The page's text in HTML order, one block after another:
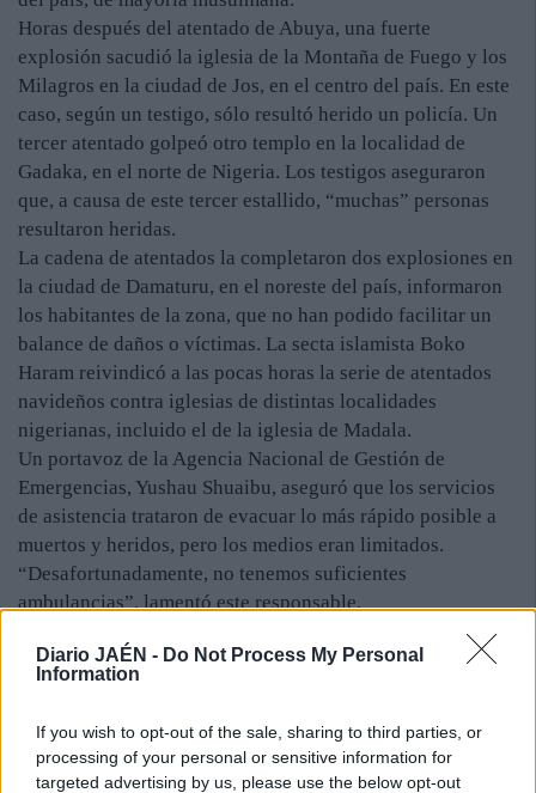
Diario JAÉN - Do Not Process My Personal
Information
If you wish to opt-out of the sale, sharing to third parties, or
processing of your personal or sensitive information for
targeted advertising by us, please use the below opt-out
Horas después del atentado de Abuya, una fuerte
explosión sacudió la iglesia de la Montaña de Fuego y los
Milagros en la ciudad de Jos, en el centro del país. En este
caso, según un testigo, sólo resultó herido un policía. Un
tercer atentado golpeó otro templo en la localidad de
Gadaka, en el norte de Nigeria. Los testigos aseguraron
que, a causa de este tercer estallido, “muchas” personas
resultaron heridas.
La cadena de atentados la completaron dos explosiones en
la ciudad de Damaturu, en el noreste del país, informaron
los habitantes de la zona, que no han podido facilitar un
balance de daños o víctimas. La secta islamista Boko
Haram reivindicó a las pocas horas la serie de atentados
navideños contra iglesias de distintas localidades
nigerianas, incluido el de la iglesia de Madala.
Un portavoz de la Agencia Nacional de Gestión de
Emergencias, Yushau Shuaibu, aseguró que los servicios
de asistencia trataron de evacuar lo más rápido posible a
muertos y heridos, pero los medios eran limitados.
“Desafortunadamente, no tenemos suficientes
ambulancias”, lamentó este responsable.
La Policía localizó entretanto otros dos artefactos en la
ciudad de Jos que fueron desactivados y por los cuales
procedente del sur del país, condenó estos
“desafortunados” incidentes y aseguró que la secta Boko